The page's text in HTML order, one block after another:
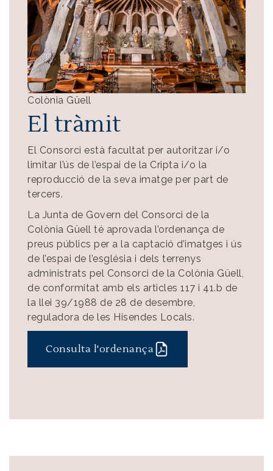
Colònia Güell
El tràmit
El Consorci està facultat per autoritzar i/o
limitar l’ús de l’espai de la Cripta i/o la
reproducció de la seva imatge per part de
tercers.
La Junta de Govern del Consorci de la
Colònia Güell té aprovada l’ordenança de
preus públics per a la captació d’imatges i ús
de l’espai de l’església i dels terrenys
administrats pel Consorci de la Colònia Güell,
de conformitat amb els articles 117 i 41.b de
la llei 39/1988 de 28 de desembre,
reguladora de les Hisendes Locals.
Consulta l'ordenança